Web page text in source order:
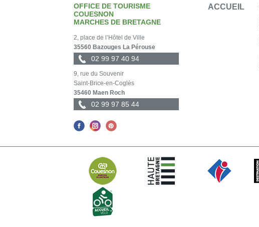
OFFICE DE TOURISME
COUESNON
MARCHES DE BRETAGNE
2, place de l’Hôtel de Ville
35560 Bazouges La Pérouse
02 99 97 40 94
9, rue du Souvenir
Saint-Brice-en-Coglès
35460 Maen Roch
02 99 97 85 44
ACCUEIL